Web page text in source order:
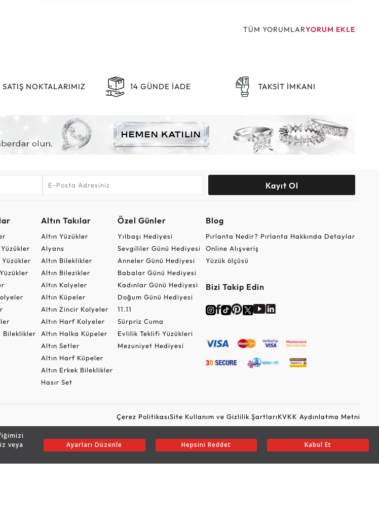
veya
Ayarları Düzenle Hepsini Reddet Kabul Et
TÜM YORUMLARYORUM EKLE
SATIŞ NOKTALARIMIZ 14 GÜNDE İADE TAKSİT İMKANI
Kayıt Ol
Bileklikler
Altın Takılar
Altın Yüzükler
Alyans
Altın Bileklikler
Altın Bilezikler
Altın Kolyeler
Altın Küpeler
Altın Zincir Kolyeler
Altın Harf Kolyeler
Altın Halka Küpeler
Altın Setler
Altın Harf Küpeler
Altın Erkek Bileklikler
Hasır Set
Özel Günler
Yılbaşı Hediyesi
Sevgililer Günü Hediyesi
Anneler Günü Hediyesi
Babalar Günü Hediyesi
Kadınlar Günü Hediyesi
Doğum Günü Hediyesi
11.11
Sürpriz Cuma
Evlilik Teklifi Yüzükleri
Mezuniyet Hediyesi
Blog
Pırlanta Nedir? Pırlanta Hakkında Detaylar
Online Alışveriş
Yüzük ölçüsü
Bizi Takip Edin
Çerez PolitikasıSite Kullanım ve Gizlilik ŞartlarıKVKK Aydınlatma Metni